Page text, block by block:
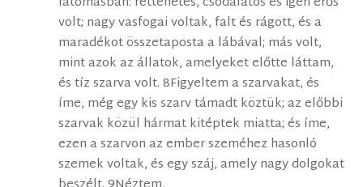
volt; nagy vasfogai voltak, falt és rágott, és a
maradékot összetaposta a lábával; más volt,
mint azok az állatok, amelyeket előtte láttam,
és tíz szarva volt. 8Figyeltem a szarvakat, és
íme, még egy kis szarv támadt köztük; az előbbi
szarvak közül hármat kitéptek miatta; és íme,
ezen a szarvon az ember szeméhez hasonló
szemek voltak, és egy száj, amely nagy dolgokat